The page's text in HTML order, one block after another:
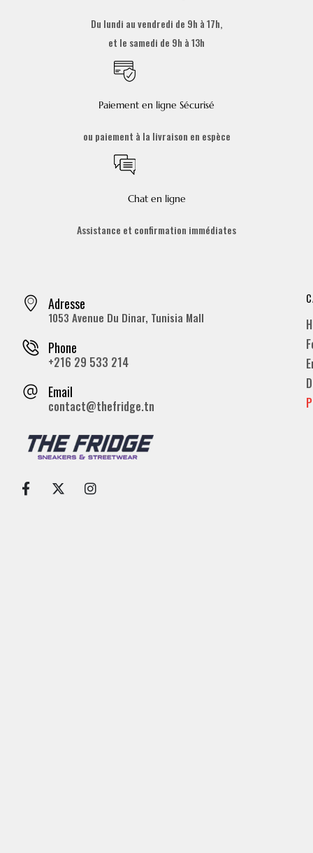
Du lundi au vendredi de 9h à 17h,
et le samedi de 9h à 13h
Paiement en ligne Sécurisé
ou paiement à la livraison en espèce
Chat en ligne
Assistance et confirmation immédiates
Adresse
1053 Avenue Du Dinar, Tunisia Mall
Phone
+216 29 533 214
Email
contact@thefridge.tn